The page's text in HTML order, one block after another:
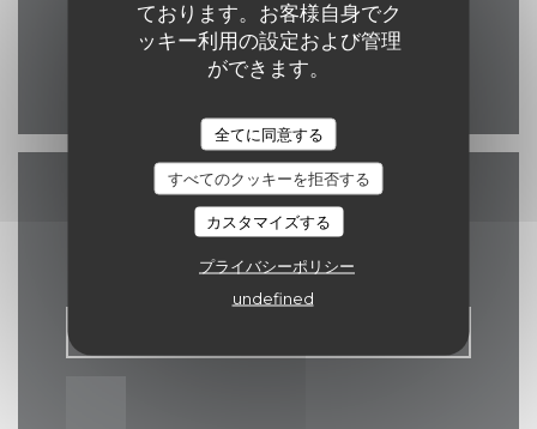
ております。お客様自身でク
ッキー利用の設定および管理
ができます。
全てに同意する
すべてのクッキーを拒否する
カスタマイズする
プライバシーポリシー
undefined
eelke.ashley@hotmail.com
Facebook ((新しいウィン
お問い合わせ